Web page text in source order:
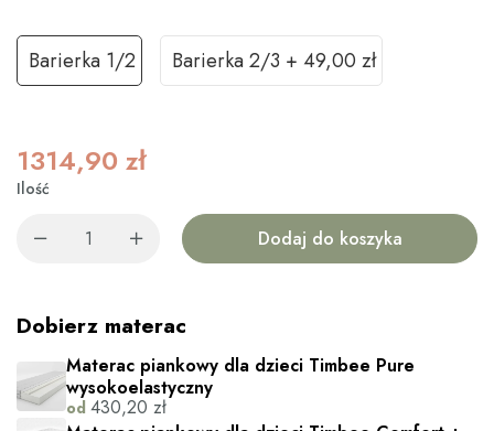
Barierka 1/2 Barierka 2/3 + 49,00 zł
1314,90 zł
Ilość
Dodaj do koszyka
Dobierz materac
Materac piankowy dla dzieci Timbee Pure
wysokoelastyczny
od 430,20 zł